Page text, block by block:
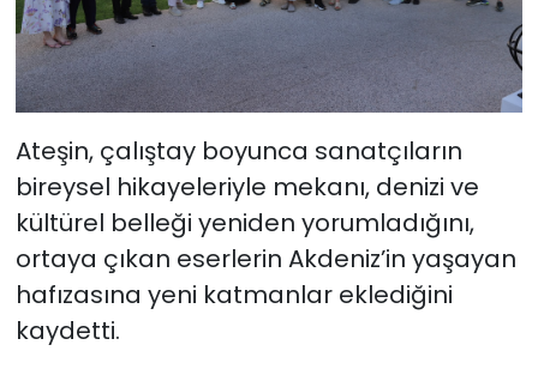
Ateşin, çalıştay boyunca sanatçıların
bireysel hikayeleriyle mekanı, denizi ve
kültürel belleği yeniden yorumladığını,
ortaya çıkan eserlerin Akdeniz’in yaşayan
hafızasına yeni katmanlar eklediğini
kaydetti.